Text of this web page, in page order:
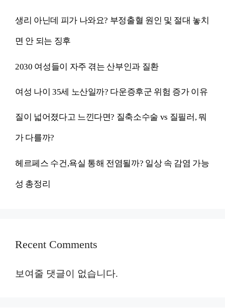
생리 아닌데 피가 나와요? 부정출혈 원인 및 절대 놓치
면 안 되는 징후
2030 여성들이 자주 겪는 산부인과 질환
여성 나이 35세 노산일까? 다운증후군 위험 증가 이유
질이 넓어졌다고 느낀다면? 질축소수술 vs 질필러, 뭐
가 다를까?
헤르페스 수건,욕실 통해 전염될까? 일상 속 감염 가능
성 총정리
Recent Comments
보여줄 댓글이 없습니다.